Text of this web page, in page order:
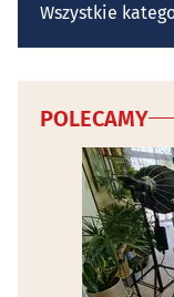
Wszystkie
POLECAMY